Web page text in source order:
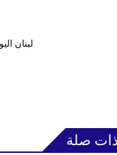
ذات صلة